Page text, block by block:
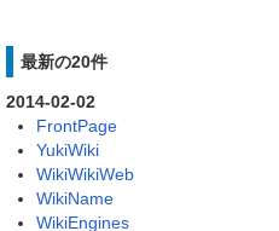
最新の20件
2014-02-02
FrontPage
YukiWiki
WikiWikiWeb
WikiName
WikiEngines